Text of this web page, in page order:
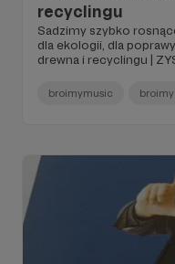
recyclingu
Sadzimy szybko
dla ekologii, dla poprawy procesu produkcji kompozytu
drewna i recyclingu |
broimymusic broimy